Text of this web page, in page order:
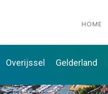
HOME
Overijssel Gelderland